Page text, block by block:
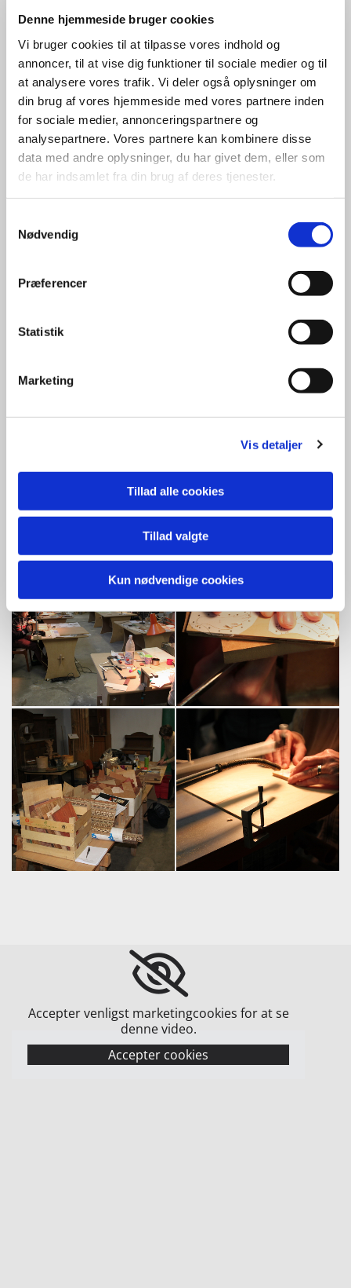
Denne hjemmeside bruger cookies
Vi bruger cookies til at tilpasse vores indhold og
annoncer, til at vise dig funktioner til sociale medier og til
at analysere vores trafik. Vi deler også oplysninger om
din brug af vores hjemmeside med vores partnere inden
for sociale medier, annonceringspartnere og
analysepartnere. Vores partnere kan kombinere disse
data med andre oplysninger, du har givet dem, eller som
de har indsamlet fra din brug af deres tjenester.
Nødvendig
Præferencer
Statistik
Marketing
Vis detaljer
Tillad alle cookies
Tillad valgte
Kun nødvendige cookies
Accepter venligst marketingcookies for at se
denne video.
Accepter cookies